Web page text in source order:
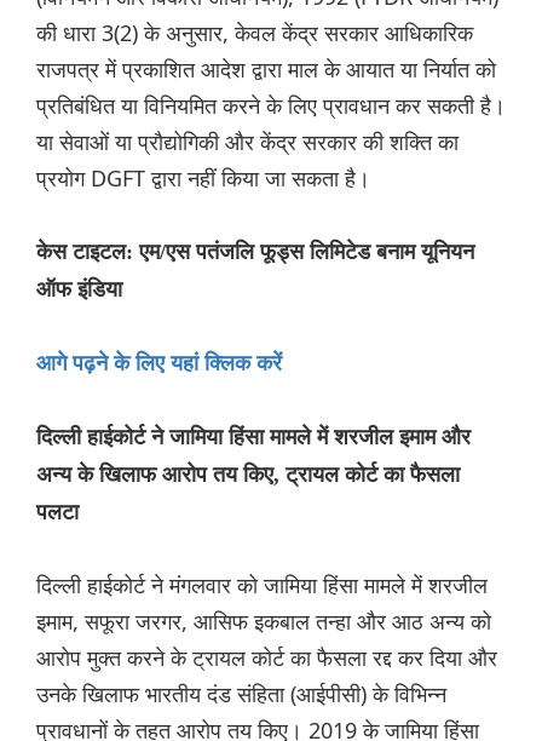
की धारा 3(2) के अनुसार, केवल केंद्र सरकार आधिकारिक
राजपत्र में प्रकाशित आदेश द्वारा माल के आयात या निर्यात को
प्रतिबंधित या विनियमित करने के लिए प्रावधान कर सकती है।
या सेवाओं या प्रौद्योगिकी और केंद्र सरकार की शक्ति का
प्रयोग DGFT द्वारा नहीं किया जा सकता है।
केस टाइटल: एम/एस पतंजलि फूड्स लिमिटेड बनाम यूनियन
ऑफ इंडिया
आगे पढ़ने के लिए यहां क्लिक करें
दिल्ली हाईकोर्ट ने जामिया हिंसा मामले में शरजील इमाम और
अन्य के खिलाफ आरोप तय किए, ट्रायल कोर्ट का फैसला
पलटा
दिल्ली हाईकोर्ट ने मंगलवार को जामिया हिंसा मामले में शरजील
इमाम, सफूरा जरगर, आसिफ इकबाल तन्हा और आठ अन्य को
आरोप मुक्त करने के ट्रायल कोर्ट का फैसला रद्द कर दिया और
उनके खिलाफ भारतीय दंड संहिता (आईपीसी) के विभिन्न
प्रावधानों के तहत आरोप तय किए। 2019 के जामिया हिंसा